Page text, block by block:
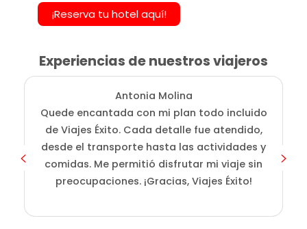
¡Reserva tu hotel aquí!
Experiencias de nuestros viajeros
Antonia Molina
Quede encantada con mi plan todo incluido
de Viajes Éxito. Cada detalle fue atendido,
desde el transporte hasta las actividades y
comidas. Me permitió disfrutar mi viaje sin
preocupaciones. ¡Gracias, Viajes Éxito!